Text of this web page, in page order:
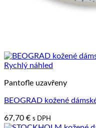
Rychlý náhled
Pantofle uzavřeny
BEOGRAD kožené
67,70 € s DPH